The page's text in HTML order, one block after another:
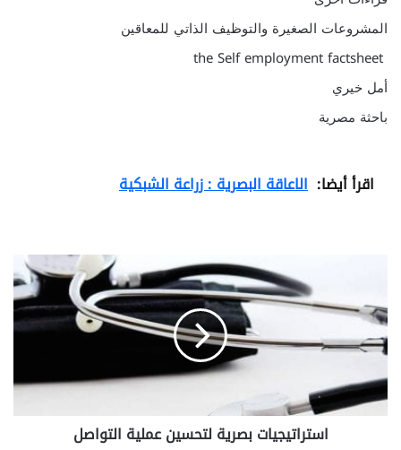
المشروعات الصغيرة والتوظيف الذاتي للمعاقين
أمل خيري
باحثة مصرية
اقرأ أيضا: الاعاقة البصرية : زراعة الشبكية
ت
ر
ا
ت
ي
ج
ي
استراتيجيات بصرية لتحسين عملية التواصل